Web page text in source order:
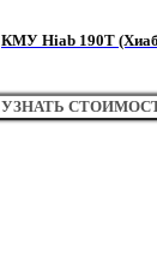
КМУ Hiab 190Т
УЗНАТЬ